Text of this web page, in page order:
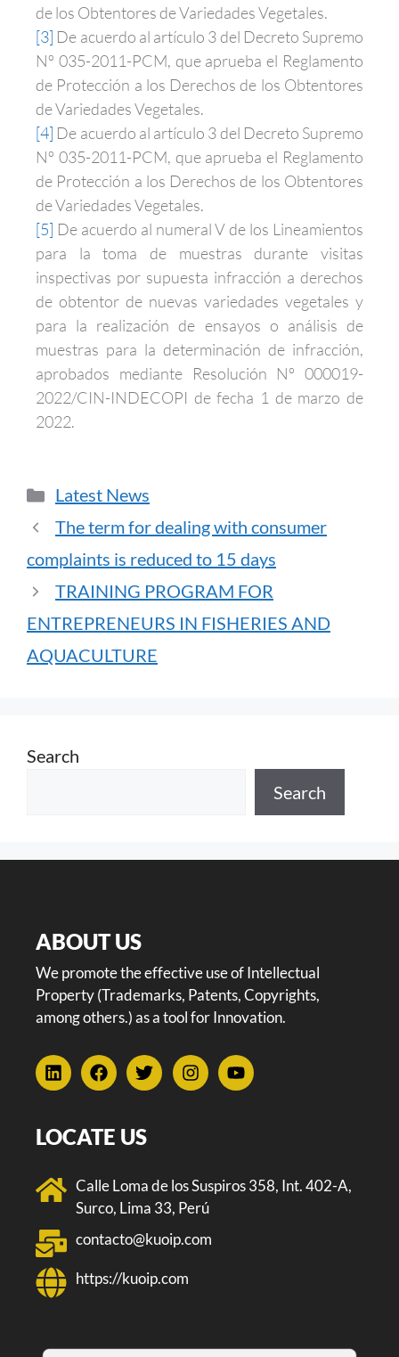
de los Obtentores de Variedades Vegetales.
[3] De acuerdo al artículo 3 del Decreto Supremo
Nº 035-2011-PCM, que aprueba el Reglamento
de Protección a los Derechos de los Obtentores
de Variedades Vegetales.
[4] De acuerdo al artículo 3 del Decreto Supremo
Nº 035-2011-PCM, que aprueba el Reglamento
de Protección a los Derechos de los Obtentores
de Variedades Vegetales.
[5] De acuerdo al numeral V de los Lineamientos
para la toma de muestras durante visitas
inspectivas por supuesta infracción a derechos
de obtentor de nuevas variedades vegetales y
para la realización de ensayos o análisis de
muestras para la determinación de infracción,
aprobados mediante Resolución Nº 000019-
2022/CIN-INDECOPI de fecha 1 de marzo de
2022.
Latest News
The term for dealing with consumer
complaints is reduced to 15 days
TRAINING PROGRAM FOR
ENTREPRENEURS IN FISHERIES AND
AQUACULTURE
Search
Search
ABOUT US
We promote the effective use of Intellectual
Property (Trademarks, Patents, Copyrights,
among others.) as a tool for Innovation.
LOCATE US
Calle Loma de los Suspiros 358, Int. 402-A,
Surco, Lima 33, Perú
contacto@kuoip.com
https://kuoip.com